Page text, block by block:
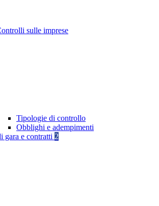
sulle imprese
Tipologie di controllo
Obblighi e adempimenti
gara e contratti 2